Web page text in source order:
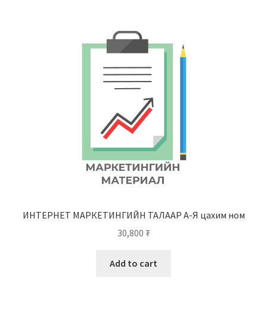
ИНТЕРНЕТ МАРКЕТИНГИЙН ТАЛААР А-Я цахим ном
30,800 ₮
Add to cart